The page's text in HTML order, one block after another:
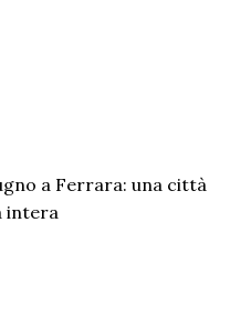
a Ferrara: una città
intera